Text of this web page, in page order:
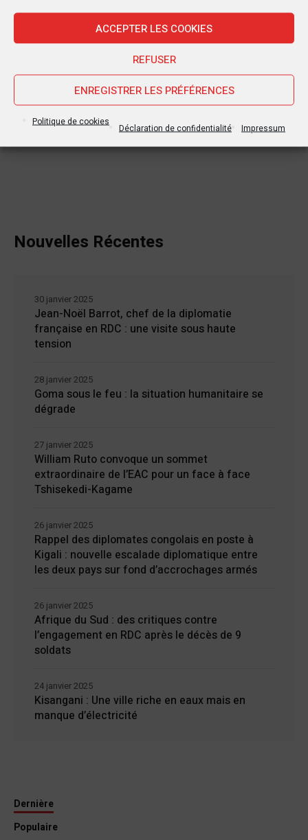
ACCEPTER LES COOKIES
REFUSER
ENREGISTRER LES PRÉFÉRENCES
Politique de cookies
Déclaration de confidentialité Impressum
Nouvelles Récentes
Jean-Noël Barrot, chef de la diplomatie
française en RDC : une visite sous haute
tension
30 janvier 2025
Goma sous le feu : la situation humanitaire se
dégrade
28 janvier 2025
William Ruto convoque un sommet
extraordinaire de l’EAC pour un face à face
Tshisekedi-Kagame
27 janvier 2025
Rappel des diplomates congolais en poste à
Kigali : nouvelle escalade diplomatique entre
les deux pays sur fond d’accrochages armés
26 janvier 2025
Afrique du Sud : des critiques contre
l’engagement en RDC après le décès de 9
soldats
26 janvier 2025
Kisangani : Une ville riche en eaux mais en
manque d’électricité
24 janvier 2025
Dernière
Populaire